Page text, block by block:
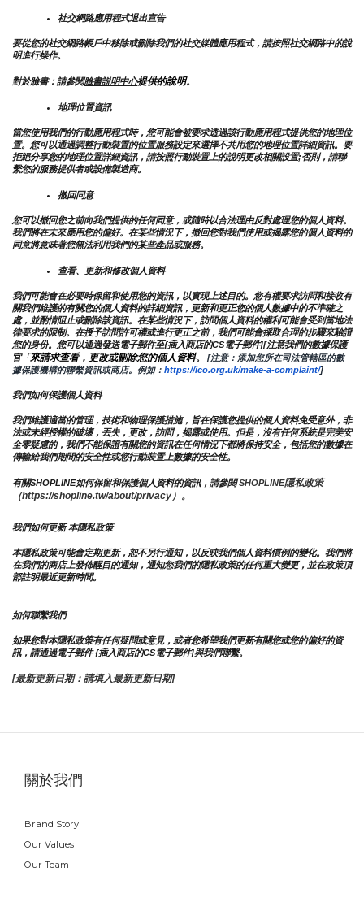
社交網路應用程式退出宣告
要從您的社交網路帳戶中移除或刪除我們的社交媒體應用程式，請按照社交網路中的說
明進行操作。
對於臉書：請參閱臉書説明中心提供的說明。
地理位置資訊
當您使用我們的行動應用程式時，您可能會被要求透過該行動應用程式提供您的地理位
置。您可以通過調整行動裝置的位置服務設定來選擇不共用您的地理位置詳細資訊。要
拒絕分享您的地理位置詳細資訊，請按照行動裝置上的說明更改相關設置;否則，請聯
繫您的服務提供者或設備製造商。
撤回同意
您可以撤回您之前向我們提供的任何同意，或隨時以合法理由反對處理您的個人資料。
我們將在未來應用您的偏好。在某些情況下，撤回您對我們使用或揭露您的個人資料的
同意將意味著您無法利用我們的某些產品或服務。
查看、更新和修改個人資料
我們可能會在必要時保留和使用您的資訊，以實現上述目的。您有權要求訪問和接收有
關我們維護的有關您的個人資料的詳細資訊，更新和更正您的個人數據中的不準確之
處，並酌情阻止或刪除該資訊。在某些情況下，訪問個人資料的權利可能會受到當地法
律要求的限制。在授予訪問許可權或進行更正之前，我們可能會採取合理的步驟來驗證
您的身份。您可以通過發送電子郵件至{插入商店的CS電子郵件][注意我們的數據保護
官「來請求查看，更改或刪除您的個人資料。
[注意：添加您所在司法管轄區的數
據保護機構的聯繫資訊或商店。例如： https://ico.org.uk/make-a-complaint/]
我們如何保護個人資料
我們維護適當的管理，技術和物理保護措施，旨在保護您提供的個人資料免受意外，非
法或未經授權的破壞，丟失，更改，訪問，揭露或使用。但是，沒有任何系統是完美安
全零疑慮的，我們不能保證有關您的資訊在任何情況下都將保持安全，包括您的數據在
傳輸給我們期間的安全性或您行動裝置上數據的安全性。
有關SHOPLINE如何保留和保護個人資料的資訊，請參閱 SHOPLINE隱私政策
（https://shopline.tw/about/privacy）。
我們如何更新 本隱私政策
本隱私政策可能會定期更新，恕不另行通知，以反映我們個人資料慣例的變化。我們將
在我們的商店上發佈醒目的通知，通知您我們的隱私政策的任何重大變更，並在政策頂
部註明最近更新時間。
如何聯繫我們
如果您對本隱私政策有任何疑問或意見，或者您希望我們更新有關您或您的偏好的資
訊，請通過電子郵件 {插入商店的CS電子郵件]與我們聯繫。
[最新更新日期：請填入最新更新日期]
關於我們
Brand Story
Our Values
Our Team